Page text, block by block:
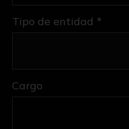
Tipo de entidad *
Cargo